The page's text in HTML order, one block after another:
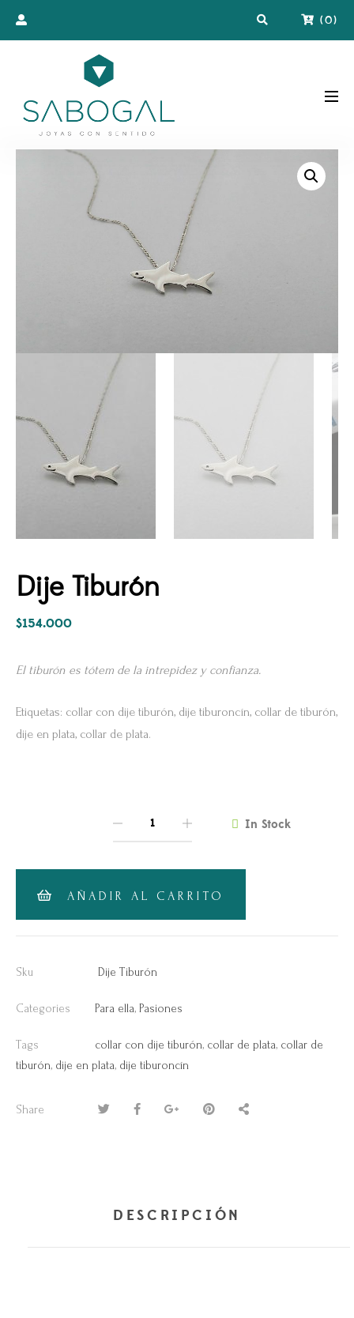
(0)
Dije Tiburón
$154.000
El tiburón es tótem de la intrepidez y confianza.
Etiquetas: collar con dije tiburón, dije tiburoncín, collar de tiburón,
dije en plata, collar de plata.
In Stock
AÑADIR AL CARRITO
Sku Dije Tiburón
Categories Para ella, Pasiones
Tags collar con dije tiburón, collar de plata, collar de
tiburón, dije en plata, dije tiburoncín
Share
DESCRIPCIÓN